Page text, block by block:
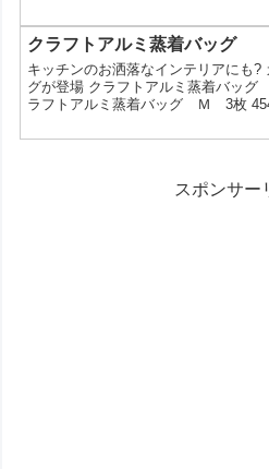
チーマーを使って、簡単に美味しい
は、レンジでチンするだけで完成す
ます。 なぜダイソーのシリコンスチ
い: 100円という手軽な価格で購入で
クラフトアルミ蒸着バッグ
キッチンのお洒落なインテリアにも?
グが登場 クラフトアルミ蒸着バッ
ラフトアルミ蒸着バッグ Ｍ 3枚
スポンサー